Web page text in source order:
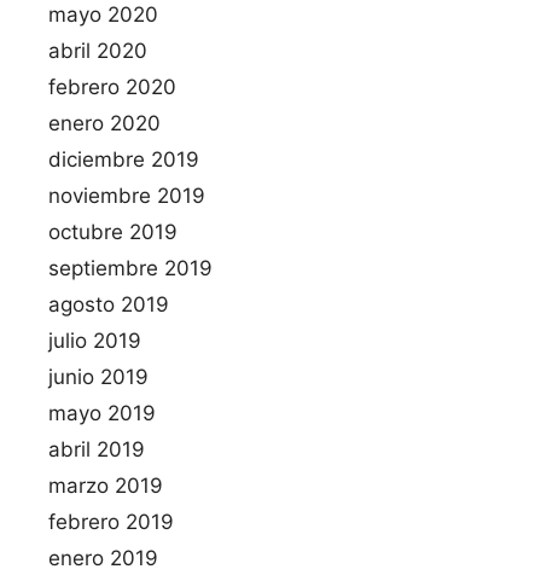
mayo 2020
abril 2020
febrero 2020
enero 2020
diciembre 2019
noviembre 2019
octubre 2019
septiembre 2019
agosto 2019
julio 2019
junio 2019
mayo 2019
abril 2019
marzo 2019
febrero 2019
enero 2019